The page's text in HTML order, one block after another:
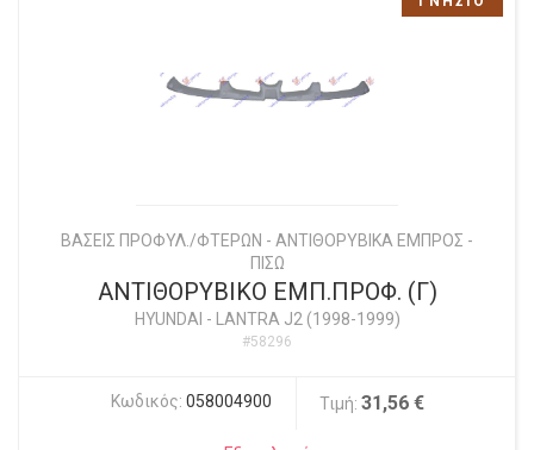
ΒΑΣΕΙΣ ΠΡΟΦΥΛ./ΦΤΕΡΩΝ - ΑΝΤΙΘΟΡΥΒΙΚΑ ΕΜΠΡΟΣ -
ΠΙΣΩ
ΑΝΤΙΘΟΡΥΒΙΚΟ ΕΜΠ.ΠΡΟΦ. (Γ)
HYUNDAI - LANTRA J2 (1998-1999)
#58296
Κωδικός: 058004900 Τιμή: 31,56 €